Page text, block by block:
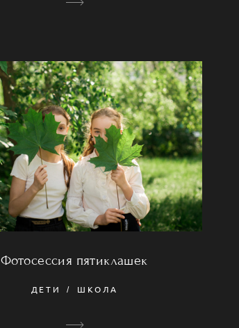
Фотосессия пятиклашек
ДЕТИ ШКОЛА